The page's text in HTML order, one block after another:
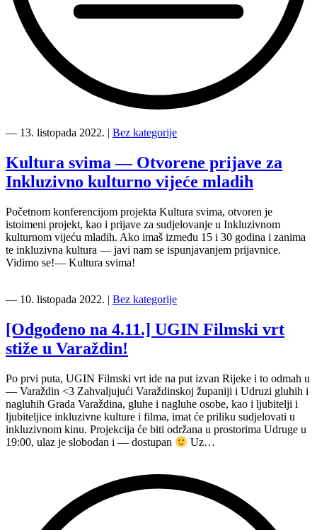
Kultura
je
—
otvoren!”
― 13. listopada 2022. | Bez kategorije
Kultura svima — Otvorene prijave za
Inkluzivno kulturno vijeće mladih
Početnom konferencijom projekta Kultura svima, otvoren je
istoimeni projekt, kao i prijave za sudjelovanje u Inkluzivnom
kulturnom vijeću mladih. Ako imaš između 15 i 30 godina i zanima
te inkluzivna kultura — javi nam se ispunjavanjem prijavnice.
Vidimo se!— Kultura svima!
― 10. listopada 2022. | Bez kategorije
[Odgođeno na 4.11.] UGIN Filmski vrt
stiže u Varaždin!
Po prvi puta, UGIN Filmski vrt ide na put izvan Rijeke i to odmah u
— Varaždin <3 Zahvaljujući Varaždinskoj županiji i Udruzi gluhih i
nagluhih Grada Varaždina, gluhe i nagluhe osobe, kao i ljubitelji i
ljubiteljice inkluzivne kulture i filma, imat će priliku sudjelovati u
inkluzivnom kinu. Projekcija će biti održana u prostorima Udruge u
19:00, ulaz je slobodan i — dostupan
Uz…